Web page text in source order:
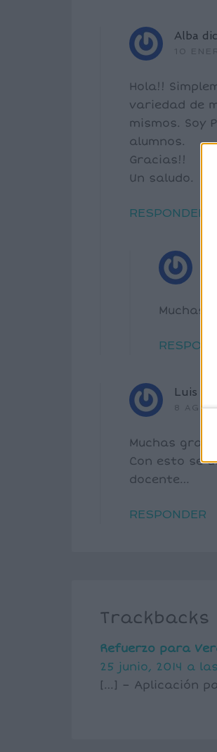
Alba
10
Hola!!
variedad de
mismos. Soy
alumnos.
Gracias!!
Un saludo.
RESPONDER
Muchas
Luis
8
Muchas
Con esto se
docente…
RESPONDER
Trackbacks
Refuerzo para
25 junio, 2014 a
[…] – Aplicación